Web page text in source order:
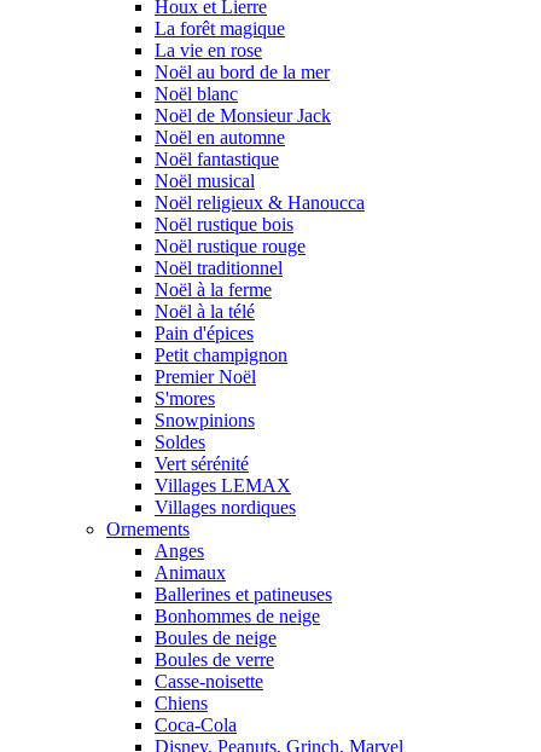
Houx et Lierre
La forêt magique
La vie en rose
Noël au bord de la mer
Noël blanc
Noël de Monsieur Jack
Noël en automne
Noël fantastique
Noël musical
Noël religieux & Hanoucca
Noël rustique bois
Noël rustique rouge
Noël traditionnel
Noël à la ferme
Noël à la télé
Pain d'épices
Petit champignon
Premier Noël
S'mores
Snowpinions
Soldes
Vert sérénité
Villages LEMAX
Villages nordiques
Ornements
Anges
Animaux
Ballerines et patineuses
Bonhommes de neige
Boules de neige
Boules de verre
Casse-noisette
Chiens
Coca-Cola
Disney, Peanuts, Grinch, Marvel